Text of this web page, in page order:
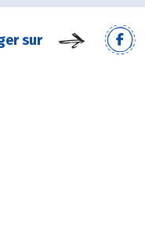
sur